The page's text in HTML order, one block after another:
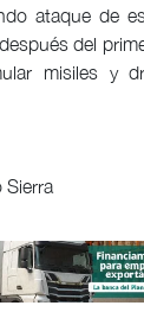
ataque de
del
misiles y
Sierra